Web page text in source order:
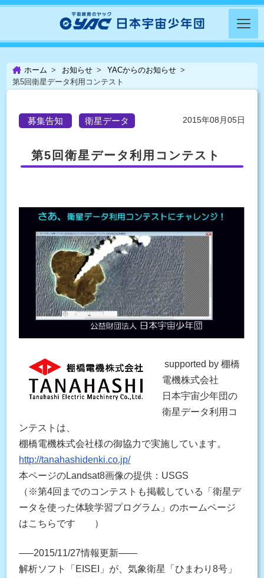
ホーム お知らせ
YACからのお知らせ
第5回衛星データ利用コンテスト
募集告知 衛星データ 2015年08月05日
第5回衛星データ利用コンテスト
supported by 棚橋
電機株式会社
日本宇宙少年団の
衛星データ利用コ
ンテストは、
棚橋電機株式会社様の御協力で実施しています。
http://tanahashidenki.co.jp/
本ページのLandsat8画像の提供：USGS
（※第4回までのコンテストも掲載している「衛星デ
ータを使った体験学習プログラム」のホームページ
はこちらです ）
—–2015/11/27情報更新——
解析ソフト「EISEI」が、気象衛星「ひまわり8号」